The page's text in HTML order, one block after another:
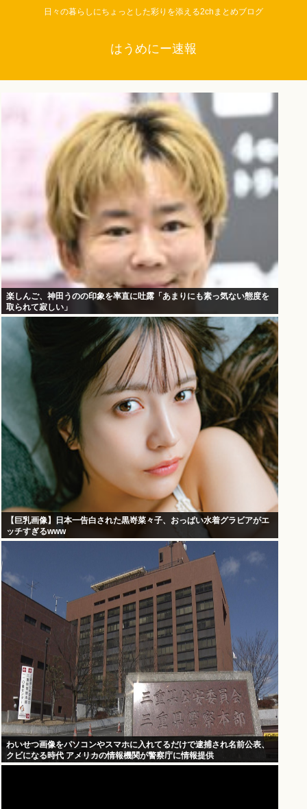
日々の暮らしにちょっとした彩りを添える2chまとめブログ
はうめにー速報
楽しんご、神田うのの印象を率直に吐露「あまりにも素っ気ない態度を
取られて寂しい」
【巨乳画像】日本一告白された黒嵜菜々子、おっぱい水着グラビアがエ
ッチすぎるwww
わいせつ画像をパソコンやスマホに入れてるだけで逮捕され名前公表、
クビになる時代 アメリカの情報機関が警察庁に情報提供